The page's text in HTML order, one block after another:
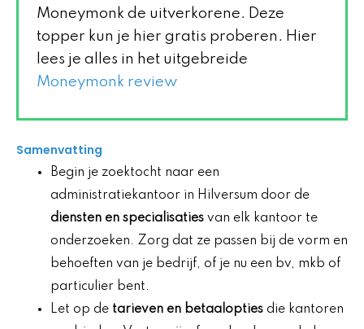
Moneymonk de uitverkorene. Deze
topper kun je hier gratis proberen. Hier
lees je alles in het uitgebreide
Moneymonk review
Samenvatting
Begin je zoektocht naar een
administratiekantoor in Hilversum door de
diensten en specialisaties van elk kantoor te
onderzoeken. Zorg dat ze passen bij de vorm en
behoeften van je bedrijf, of je nu een bv, mkb of
particulier bent.
Let op de tarieven en betaalopties die kantoren